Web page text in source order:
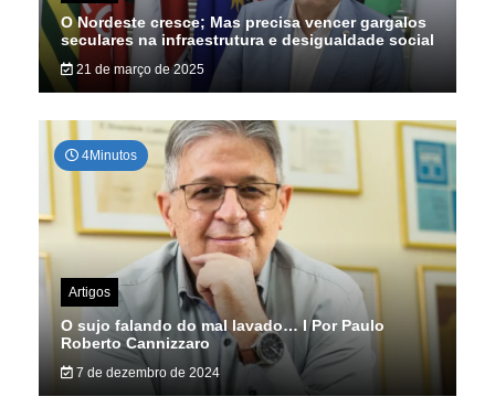
O Nordeste cresce; Mas precisa vencer gargalos
seculares na infraestrutura e desigualdade social
21 de março de 2025
4Minutos
Artigos
O sujo falando do mal lavado… I Por Paulo
Roberto Cannizzaro
7 de dezembro de 2024